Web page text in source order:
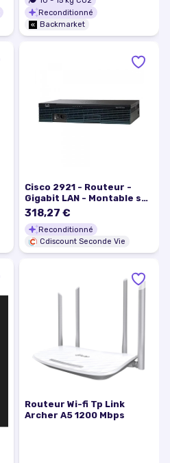
Reconditionné
Backmarket
Cisco 2921 - Routeur -
Gigabit LAN - Montable s…
318,27 €
Reconditionné
Cdiscount Seconde Vie
Routeur Wi-fi Tp Link
Archer A5 1200 Mbps